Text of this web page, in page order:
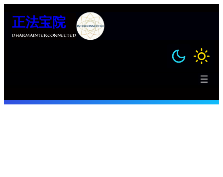
正法宝院
DHARMAINTERCONNECTED